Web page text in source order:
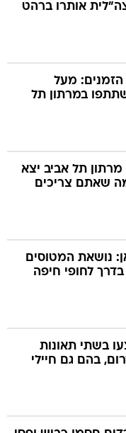
אותרו ברהט
מעל
השתתפו במרתון תל
מרתון תל אביב יצא
שאתם צריכים
נושאת המטוסים
לחופי חיפה
בשתי תאונות
בהם גם חיילי